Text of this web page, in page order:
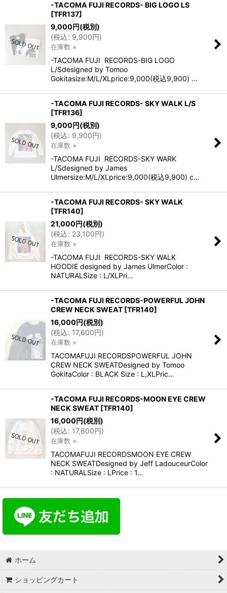
-TACOMA FUJI RECORDS- BIG LOGO LS
[TFR137]
9,000円(税別)
(税込: 9,900円)
在庫数 ×
-TACOMA FUJI RECORDS-BIG LOGO
L/Sdesigned by Tomoo
Gokitasize:M/L/XLprice:9,000(税込9,900) …
-TACOMA FUJI RECORDS- SKY WALK L/S
[TFR136]
9,000円(税別)
(税込: 9,900円)
在庫数 ×
-TACOMA FUJI RECORDS-SKY WARK
L/Sdesigned by James
Ulmersize:M/L/XLprice:9,000(税込9,900) c…
-TACOMA FUJI RECORDS- SKY WALK
[TFR140]
21,000円(税別)
(税込: 23,100円)
在庫数 ×
-TACOMA FUJI RECORDS-SKY WALK
HOODIE designed by James UlmerColor :
NATURALSize : L/XLPri…
-TACOMA FUJI RECORDS-POWERFUL JOHN
CREW NECK SWEAT [TFR140]
16,000円(税別)
(税込: 17,600円)
在庫数 ×
TACOMAFUJI RECORDSPOWERFUL JOHN
CREW NECK SWEATDesigned by Tomoo
GokitaColor : BLACK Size : L,XLPric…
-TACOMA FUJI RECORDS-MOON EYE CREW
NECK SWEAT [TFR140]
16,000円(税別)
(税込: 17,600円)
在庫数 ×
TACOMAFUJI RECORDSMOON EYE CREW
NECK SWEATDesigned by Jeff LadouceurColor
: NATURALSize : LPrice : 1…
ホーム
ショッピングカート